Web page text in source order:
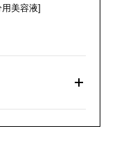
美容液]